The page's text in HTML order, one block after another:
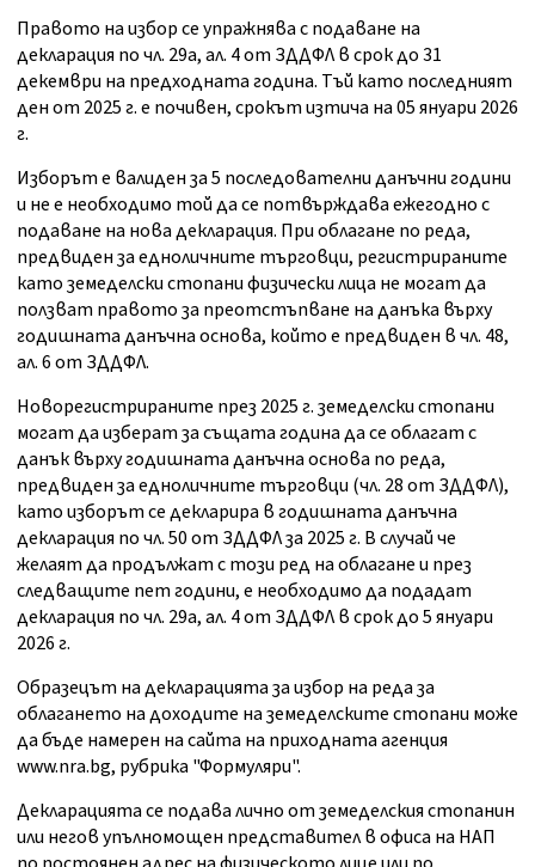
Правото на избор се упражнява с подаване на
декларация по чл. 29а, ал. 4 от ЗДДФЛ в срок до 31
декември на предходната година. Тъй като последният
ден от 2025 г. е почивен, срокът изтича на 05 януари 2026
г.
Изборът е валиден за 5 последователни данъчни години
и не е необходимо той да се потвърждава ежегодно с
подаване на нова декларация. При облагане по реда,
предвиден за едноличните търговци, регистрираните
като земеделски стопани физически лица не могат да
ползват правото за преотстъпване на данъка върху
годишната данъчна основа, който е предвиден в чл. 48,
ал. 6 от ЗДДФЛ.
Новорегистрираните през 2025 г. земеделски стопани
могат да изберат за същата година да се облагат с
данък върху годишната данъчна основа по реда,
предвиден за едноличните търговци (чл. 28 от ЗДДФЛ),
като изборът се декларира в годишната данъчна
декларация по чл. 50 от ЗДДФЛ за 2025 г. В случай че
желаят да продължат с този ред на облагане и през
следващите пет години, е необходимо да подадат
декларация по чл. 29а, ал. 4 от ЗДДФЛ в срок до 5 януари
2026 г.
Образецът на декларацията за избор на реда за
облагането на доходите на земеделските стопани може
да бъде намерен на сайта на приходната агенция
www.nra.bg, рубрика "Формуляри".
Декларацията се подава лично от земеделския стопанин
или негов упълномощен представител в офиса на НАП